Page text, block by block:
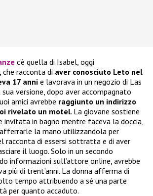
c’è quella di Isabel, oggi
racconta di aver conosciuto Leto nel
17 anni e lavorava in un negozio di Las
sua versione, dopo aver accompagnato
amici avrebbe raggiunto un indirizzo
rivelato un motel. La giovane sostiene
invitata in bagno mentre faceva la doccia,
la mano utilizzandola per
racconta di essersi sottratta e di aver
il luogo. Solo in un secondo
informazioni sull’attore online, avrebbe
più di trent’anni. La donna afferma di
tempo attribuendo a sé una parte
per quanto accaduto.